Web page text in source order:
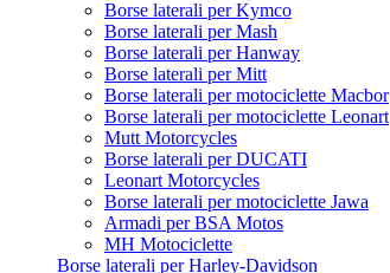
Borse laterali per Kymco
Borse laterali per Mash
Borse laterali per Hanway
Borse laterali per Mitt
Borse laterali per motociclette Macbor
Borse laterali per motociclette Leonart
Mutt Motorcycles
Borse laterali per DUCATI
Leonart Motorcycles
Borse laterali per motociclette Jawa
Armadi per BSA Motos
MH Motociclette
Borse laterali per Harley-Davidson